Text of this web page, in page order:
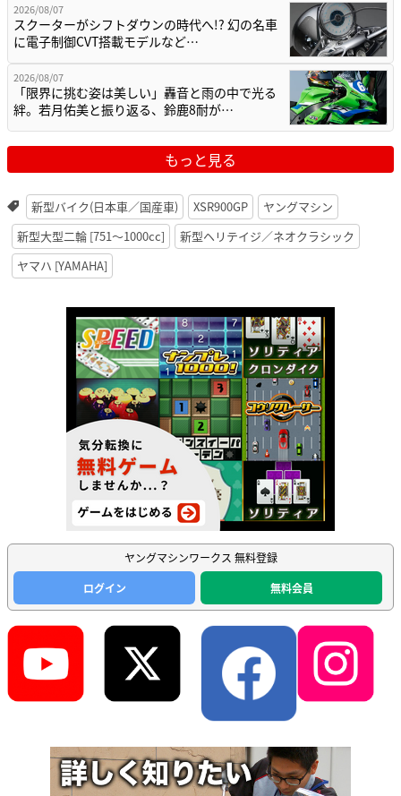
2026/08/07
スクーターがシフトダウンの時代へ!? 幻の名車
に電子制御CVT搭載モデルなど…
2026/08/07
「限界に挑む姿は美しい」轟音と雨の中で光る
絆。若月佑美と振り返る、鈴鹿8耐が…
もっと見る
新型バイク(日本車／国産車) XSR900GP
ヤングマシン
新型大型二輪 [751〜1000cc]
新型ヘリテイジ／ネオクラシック
ヤマハ [YAMAHA]
ヤングマシンワークス 無料登録
ログイン
無料会員